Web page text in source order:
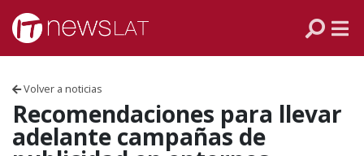
Skip to content
Volver a noticias
Recomendaciones para llevar
adelante campañas de
ECUADOR